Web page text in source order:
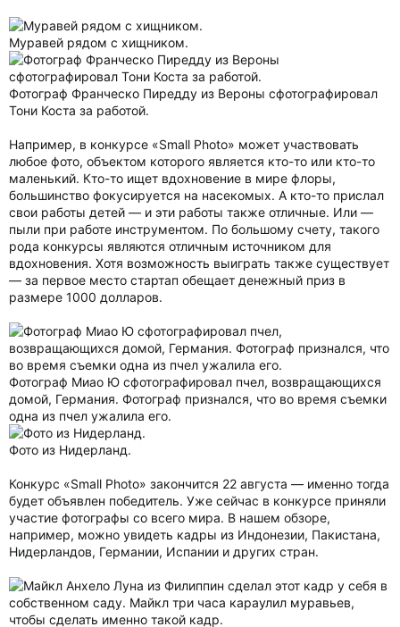
Муравей рядом с хищником.
Фотограф Франческо Пиредду из Вероны сфотографировал
Тони Коста за работой.
Например, в конкурсе «Small Photo» может участвовать
любое фото, объектом которого является кто-то или кто-то
маленький. Кто-то ищет вдохновение в мире флоры,
большинство фокусируется на насекомых. А кто-то прислал
свои работы детей — и эти работы также отличные. Или —
пыли при работе инструментом. По большому счету, такого
рода конкурсы являются отличным источником для
вдохновения. Хотя возможность выиграть также существует
— за первое место стартап обещает денежный приз в
размере 1000 долларов.
Фотограф Миао Ю сфотографировал пчел, возвращающихся
домой, Германия. Фотограф признался, что во время съемки
одна из пчел ужалила его.
Фото из Нидерланд.
Конкурс «Small Photo» закончится 22 августа — именно тогда
будет объявлен победитель. Уже сейчас в конкурсе приняли
участие фотографы со всего мира. В нашем обзоре,
например, можно увидеть кадры из Индонезии, Пакистана,
Нидерландов, Германии, Испании и других стран.